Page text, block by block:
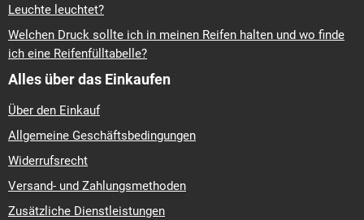
Leuchte leuchtet?
Welchen Druck sollte ich in meinen Reifen halten und wo finde
ich eine Reifenfülltabelle?
Alles über das Einkaufen
Über den Einkauf
Allgemeine Geschäftsbedingungen
Widerrufsrecht
Versand- und Zahlungsmethoden
Zusätzliche Dienstleistungen